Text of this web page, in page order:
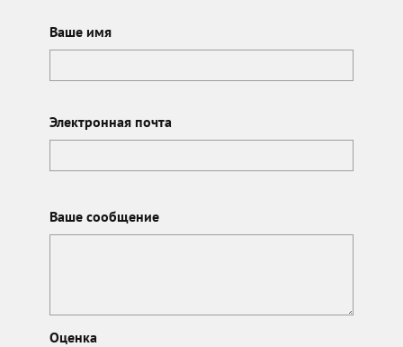
Ваше имя
Электронная почта
Ваше сообщение
Оценка